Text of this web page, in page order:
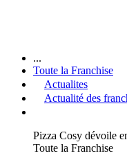
...
Toute la Franchise
Actualites
Actualité des
Pizza Cosy dévoile
Toute la Franchise